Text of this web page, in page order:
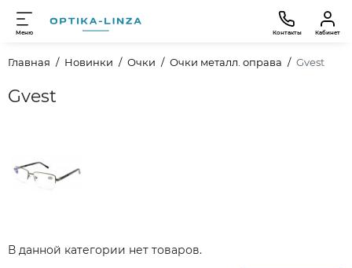
Меню Контакты Кабинет
Главная Новинки Очки Очки металл. оправа Gvest
Gvest
В данной категории нет товаров.